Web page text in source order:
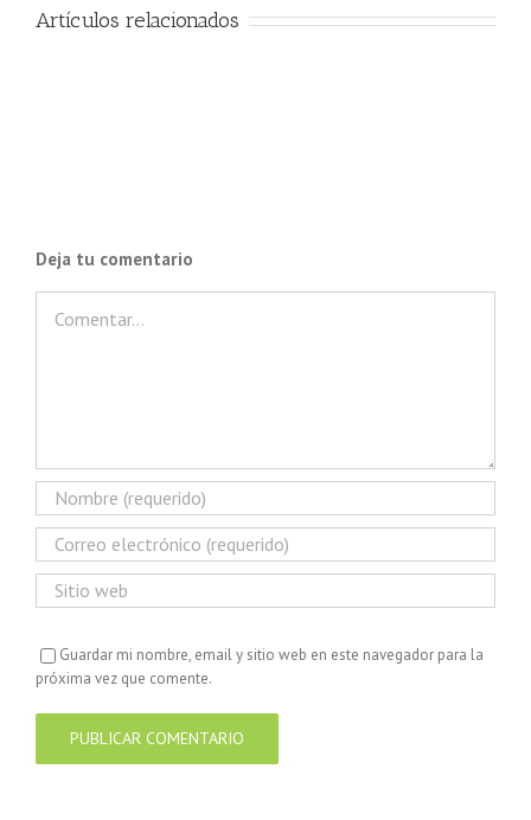
Artículos relacionados
Deja tu comentario
Guardar mi nombre, email y sitio web en este navegador para la
próxima vez que comente.